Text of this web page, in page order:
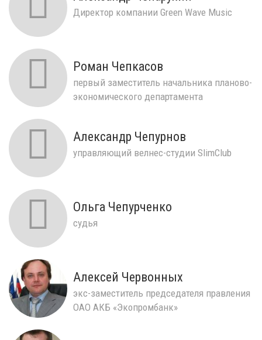
Директор компании Green Wave Music
Роман Чепкасов
первый заместитель начальника планово-
экономического департамента
Александр Чепурнов
управляющий велнес-студии SlimClub
Ольга Чепурченко
судья
Алексей Червонных
экс-заместитель председателя правления
ОАО АКБ «Экопромбанк»